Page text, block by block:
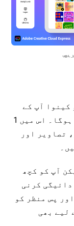
کینوا آپ کے
لیے تھمب نیل ڈیزائن کرنے کا ٹول ہوگا۔ اس میں 1
تصاویر اور
آپ کو کچھ
کرنی
پس منظر کو
لیے بھی